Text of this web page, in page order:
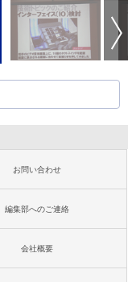
お問い合わせ
編集部へのご連絡
会社概要